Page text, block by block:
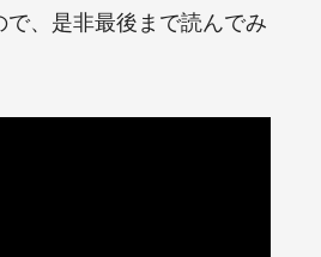
で、是非最後まで読んでみ